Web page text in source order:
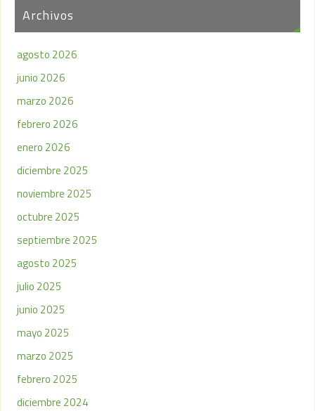
Archivos
agosto 2026
junio 2026
marzo 2026
febrero 2026
enero 2026
diciembre 2025
noviembre 2025
octubre 2025
septiembre 2025
agosto 2025
julio 2025
junio 2025
mayo 2025
marzo 2025
febrero 2025
diciembre 2024